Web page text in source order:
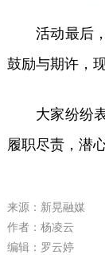
活动最后
鼓励与期许，
大家纷纷
履职尽责，潜
来源：新晃融媒
作者：杨凌云
编辑：罗云婷